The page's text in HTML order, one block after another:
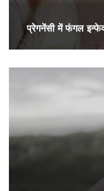
प्रेगनेंसी में फंगल